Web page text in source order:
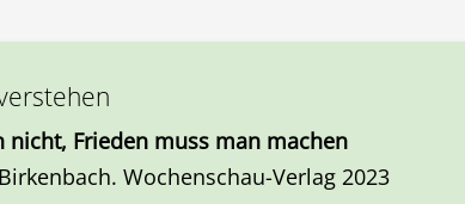
nicht, Frieden muss man machen
Wochenschau-Verlag 2023